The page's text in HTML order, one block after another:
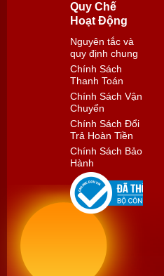
Quy Chế
Hoạt Động
Nguyên tắc và
quy định chung
Chính Sách
Thanh Toán
Chính Sách Vận
Chuyển
Chính Sách Đổi
Trả Hoàn Tiền
Chính Sách Bảo
Hành